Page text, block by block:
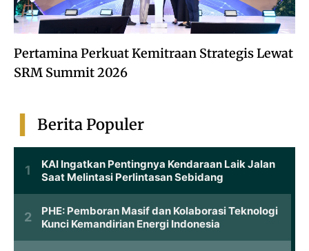
Pertamina Perkuat Kemitraan Strategis Lewat
SRM Summit 2026
Berita Populer